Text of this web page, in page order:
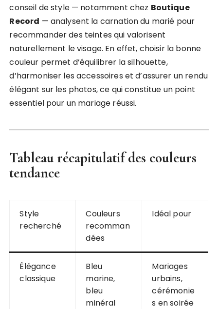
conseil de style — notamment chez Boutique
Record — analysent la carnation du marié pour
recommander des teintes qui valorisent
naturellement le visage. En effet, choisir la bonne
couleur permet d’équilibrer la silhouette,
d’harmoniser les accessoires et d’assurer un rendu
élégant sur les photos, ce qui constitue un point
essentiel pour un mariage réussi.
Tableau récapitulatif des couleurs
tendance
Style
recherché
Couleurs
recomman
dées
Idéal pour
Élégance
classique
Bleu
marine,
bleu
minéral
Mariages
urbains,
cérémonie
s en soirée